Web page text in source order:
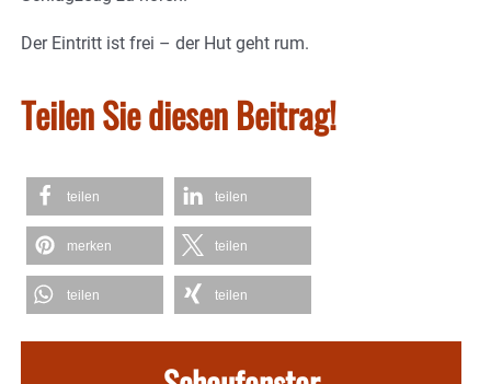
Der Eintritt ist frei – der Hut geht rum.
Teilen Sie diesen Beitrag!
teilen teilen
merken teilen
teilen teilen